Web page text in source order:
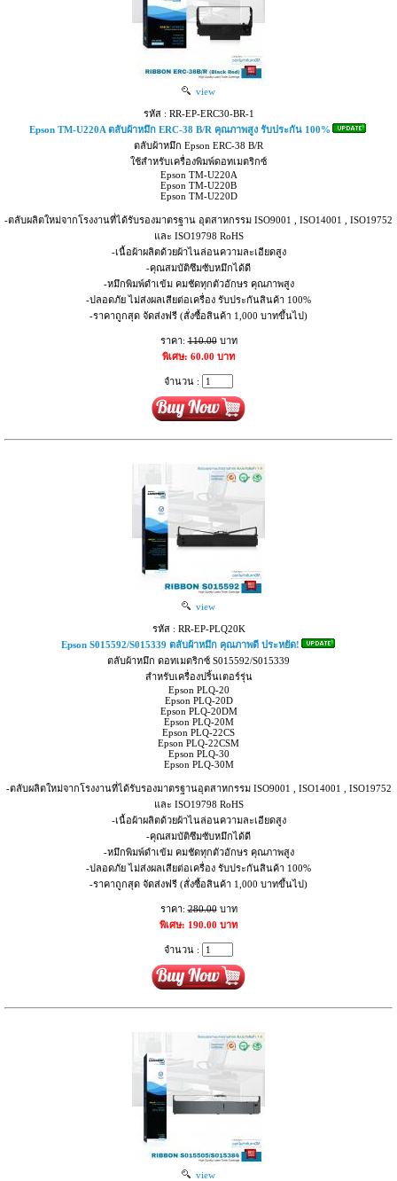
view
รหัส : RR-EP-ERC30-BR-1
Epson TM-U220A ตลับผ้าหมึก ERC-38 B/R คุณภาพสูง รับประกัน 100%
ตลับผ้าหมึก Epson ERC-38 B/R
ใช้สำหรับเครื่องพิมพ์ดอทเมตริกซ์
Epson TM-U220A
Epson TM-U220B
Epson TM-U220D
-ตลับผลิตใหม่จากโรงงานที่ได้รับรองมาตรฐาน อุตสาหกรรม ISO9001 , ISO14001 , ISO19752
และ ISO19798 RoHS
-เนื้อผ้าผลิตด้วยผ้าไนล่อนความละเอียดสูง
-คุณสมบัติซึมซับหมึกได้ดี
-หมึกพิมพ์ดำเข้ม คมชัดทุกตัวอักษร คุณภาพสูง
-ปลอดภัย ไม่ส่งผลเสียต่อเครื่อง รับประกันสินค้า 100%
-ราคาถูกสุด จัดส่งฟรี (สั่งซื้อสินค้า 1,000 บาทขึ้นไป)
ราคา:110.00บาท
พิเศษ: 60.00 บาท
จำนวน :
view
รหัส : RR-EP-PLQ20K
Epson S015592/S015339 ตลับผ้าหมึก คุณภาพดี ประหยัด!
ตลับผ้าหมึก ดอทเมตริกซ์ S015592/S015339
สำหรับเครื่องปริ้นเตอร์รุ่น
Epson PLQ-20
Epson PLQ-20D
Epson PLQ-20DM
Epson PLQ-20M
Epson PLQ-22CS
Epson PLQ-22CSM
Epson PLQ-30
Epson PLQ-30M
-ตลับผลิตใหม่จากโรงงานที่ได้รับรองมาตรฐานอุตสาหกรรม ISO9001 , ISO14001 , ISO19752
และ ISO19798 RoHS
-เนื้อผ้าผลิตด้วยผ้าไนล่อนความละเอียดสูง
-คุณสมบัติซึมซับหมึกได้ดี
-หมึกพิมพ์ดำเข้ม คมชัดทุกตัวอักษร คุณภาพสูง
-ปลอดภัย ไม่ส่งผลเสียต่อเครื่อง รับประกันสินค้า 100%
-ราคาถูกสุด จัดส่งฟรี (สั่งซื้อสินค้า 1,000 บาทขึ้นไป)
ราคา:280.00บาท
พิเศษ: 190.00 บาท
จำนวน :
view